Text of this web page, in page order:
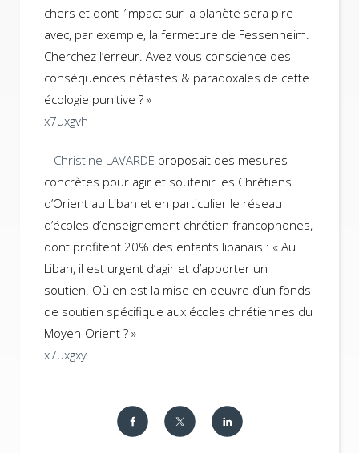
chers et dont l’impact sur la planète sera pire
avec, par exemple, la fermeture de Fessenheim.
Cherchez l’erreur. Avez-vous conscience des
conséquences néfastes & paradoxales de cette
écologie punitive ? »
x7uxgvh
– Christine LAVARDE proposait des mesures
concrètes pour agir et soutenir les Chrétiens
d’Orient au Liban et en particulier le réseau
d’écoles d’enseignement chrétien francophones,
dont profitent 20% des enfants libanais : « Au
Liban, il est urgent d’agir et d’apporter un
soutien. Où en est la mise en oeuvre d’un fonds
de soutien spécifique aux écoles chrétiennes du
Moyen-Orient ? »
x7uxgxy